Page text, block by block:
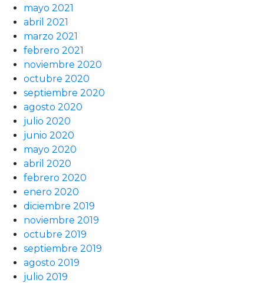
mayo 2021
abril 2021
marzo 2021
febrero 2021
noviembre 2020
octubre 2020
septiembre 2020
agosto 2020
julio 2020
junio 2020
mayo 2020
abril 2020
febrero 2020
enero 2020
diciembre 2019
noviembre 2019
octubre 2019
septiembre 2019
agosto 2019
julio 2019